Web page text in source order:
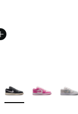
Plus de couleurs